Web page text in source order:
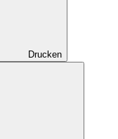
Drucken